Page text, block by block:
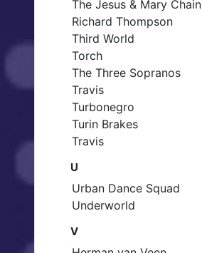
The Jesus & Mary Chain
Richard Thompson
Third World
Torch
The Three Sopranos
Travis
Turbonegro
Turin Brakes
Travis
U
Urban Dance Squad
Underworld
V